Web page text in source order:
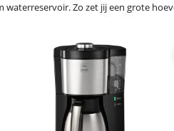
Zo zet jij een grote